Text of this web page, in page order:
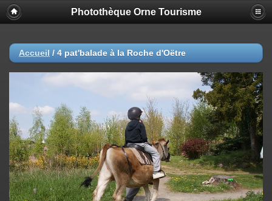
Photothèque Orne Tourisme
Accueil / 4 pat'balade à la Roche d'Oëtre